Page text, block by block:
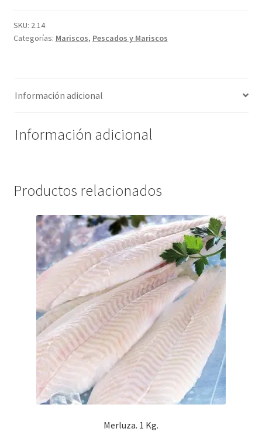
Términos y condiciones
SKU: 2.14
Categorías: Mariscos, Pescados y Mariscos
Información adicional
Información adicional
Productos relacionados
Merluza. 1 Kg.